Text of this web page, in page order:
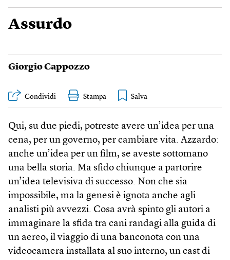
Assurdo
Giorgio Cappozzo
Condividi Stampa
Qui, su due piedi, potreste avere un’idea per una
cena, per un governo, per cambiare vita. Azzardo:
anche un’idea per un film, se aveste sottomano
una bella storia. Ma sfido chiunque a partorire
un’idea televisiva di successo. Non che sia
impossibile, ma la genesi è ignota anche agli
analisti più avvezzi. Cosa avrà spinto gli autori a
immaginare la sfida tra cani randagi alla guida di
un aereo, il viaggio di una banconota con una
videocamera installata al suo interno, un cast di